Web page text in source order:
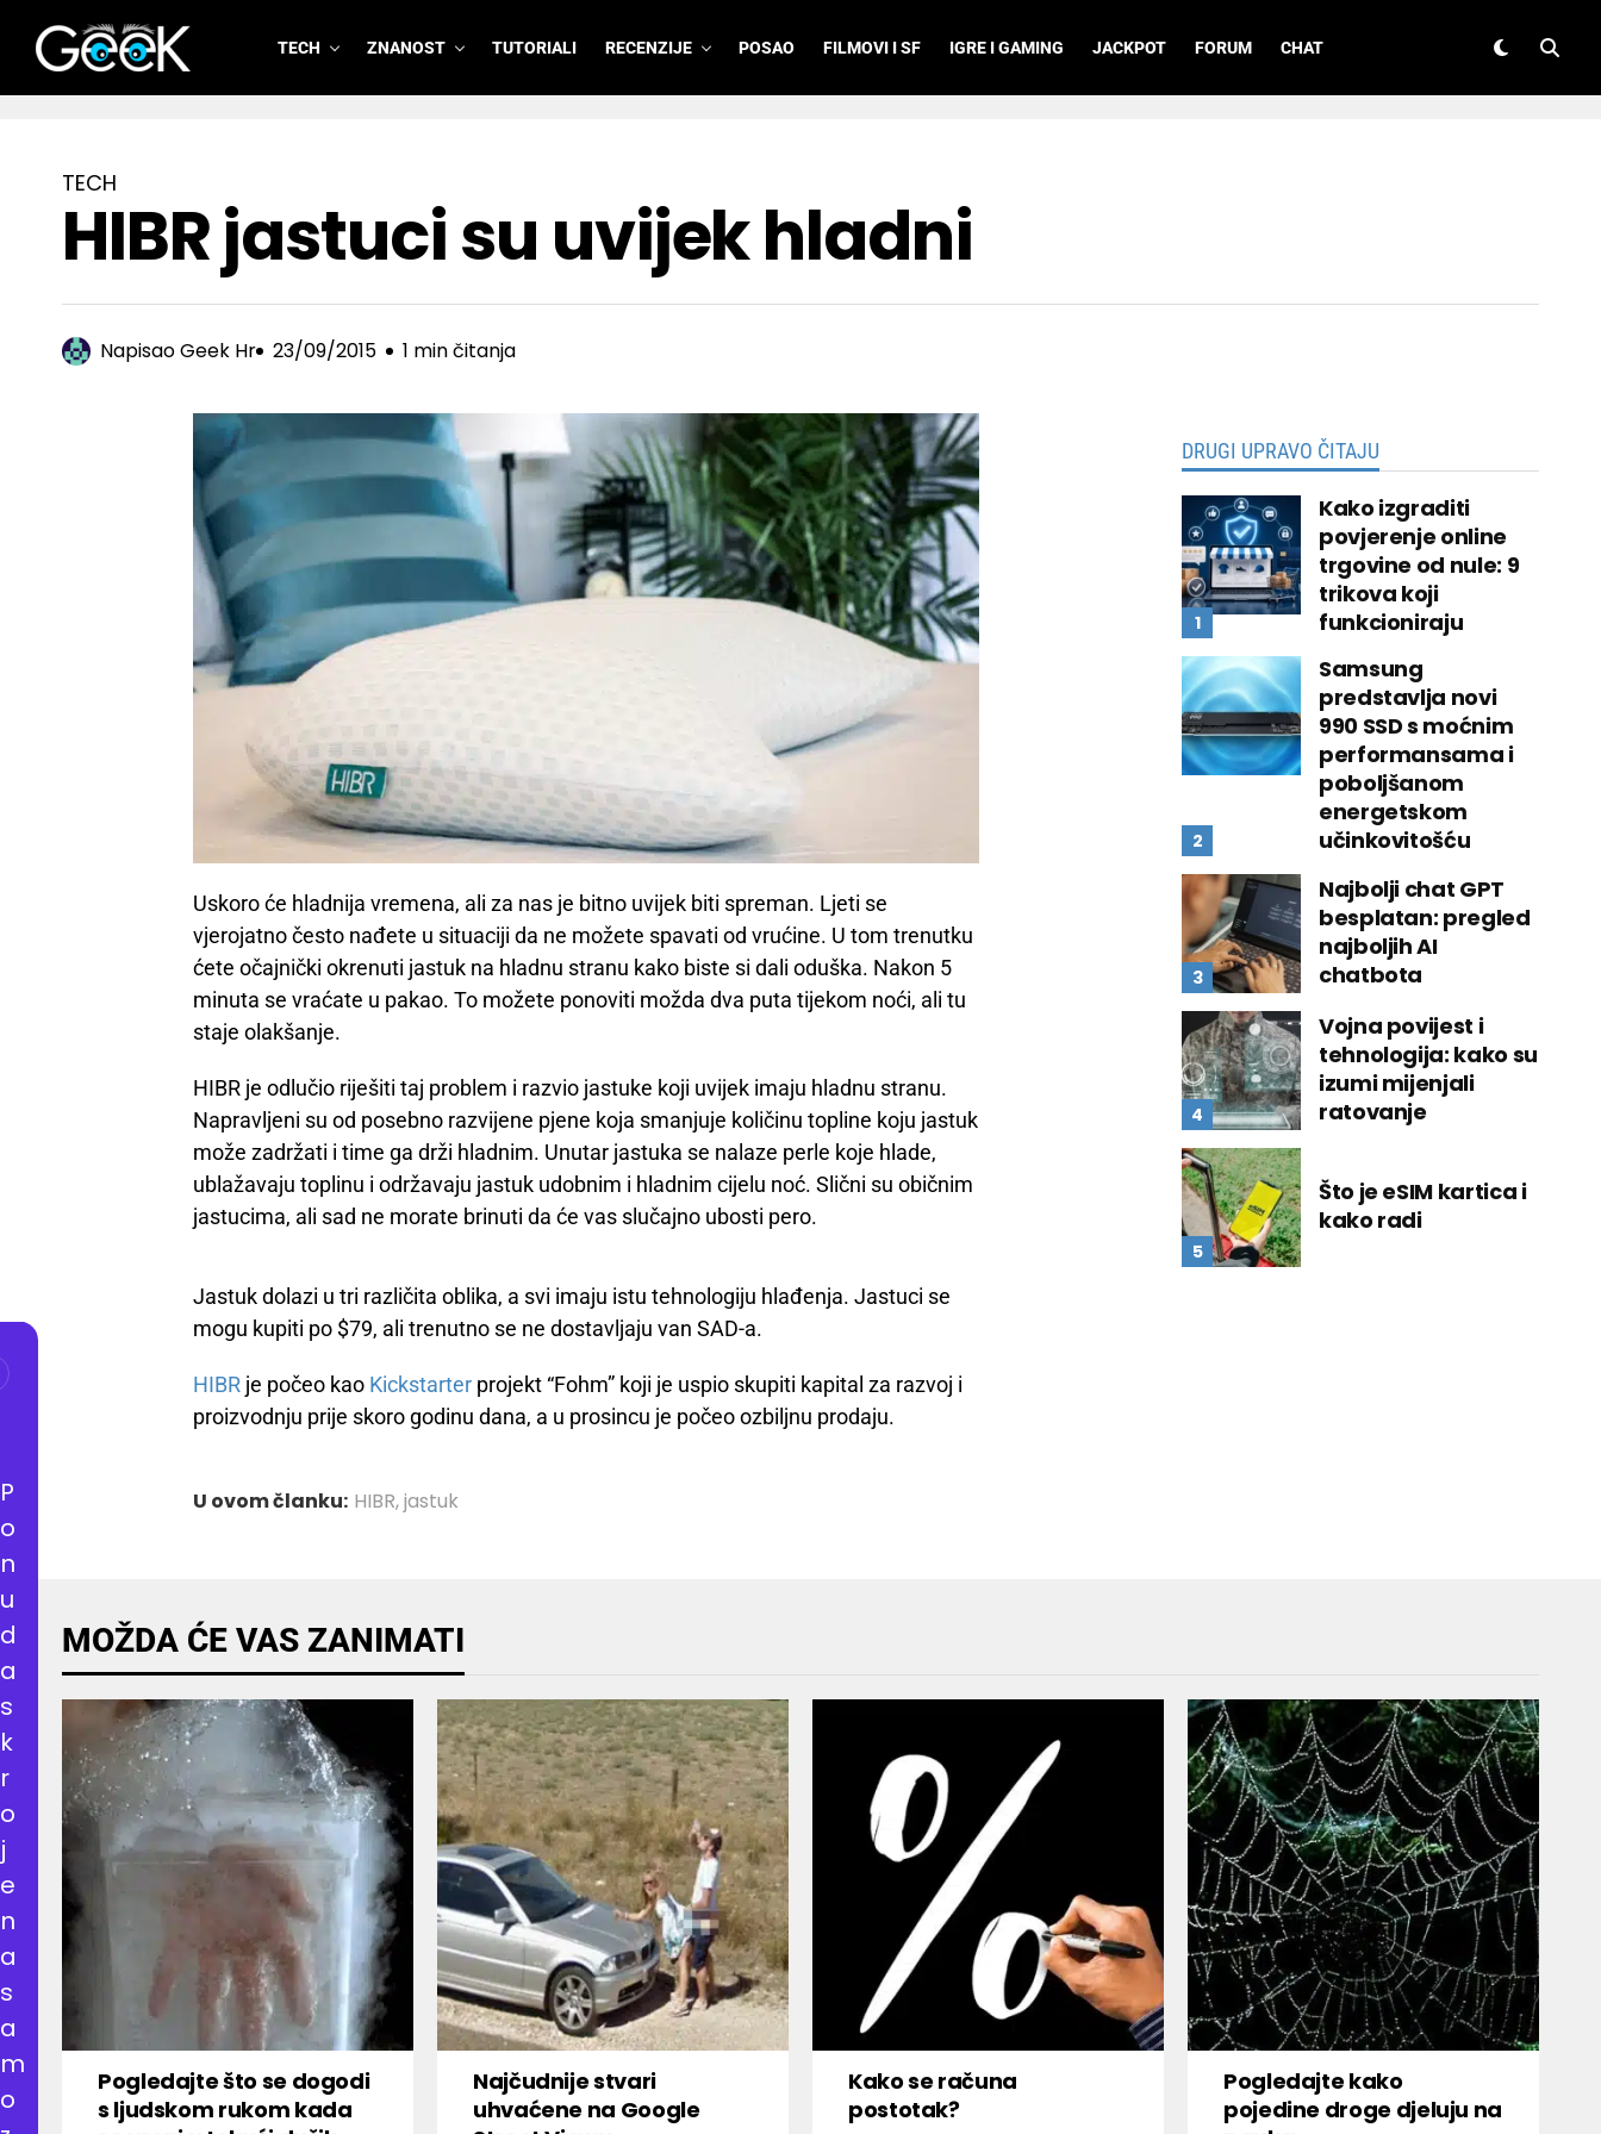
GeeK.hr
TECH ZNANOST TUTORIALI RECENZIJE POSAO FILMOVI I SF IGRE I GAMING JACKPOT FORUM CHAT
TECH
HIBR jastuci su uvijek hladni
NapisaoGeek Hr 23/09/2015 1 min čitanja
Uskoro će hladnija vremena, ali za nas je bitno uvijek biti spreman. Ljeti se
vjerojatno često nađete u situaciji da ne možete spavati od vrućine. U tom trenutku
ćete očajnički okrenuti jastuk na hladnu stranu kako biste si dali oduška. Nakon 5
minuta se vraćate u pakao. To možete ponoviti možda dva puta tijekom noći, ali tu
staje olakšanje.
HIBR je odlučio riješiti taj problem i razvio jastuke koji uvijek imaju hladnu stranu.
Napravljeni su od posebno razvijene pjene koja smanjuje količinu topline koju jastuk
može zadržati i time ga drži hladnim. Unutar jastuka se nalaze perle koje hlade,
ublažavaju toplinu i održavaju jastuk udobnim i hladnim cijelu noć. Slični su običnim
jastucima, ali sad ne morate brinuti da će vas slučajno ubosti pero.
Jastuk dolazi u tri različita oblika, a svi imaju istu tehnologiju hlađenja. Jastuci se
mogu kupiti po $79, ali trenutno se ne dostavljaju van SAD-a.
HIBR je počeo kao Kickstarter projekt “Fohm” koji je uspio skupiti kapital za razvoj i
proizvodnju prije skoro godinu dana, a u prosincu je počeo ozbiljnu prodaju.
U ovom članku: HIBR,jastuk
DRUGI UPRAVO ČITAJU
Kako izgraditi
povjerenje online
trgovine od nule: 9
trikova koji
funkcioniraju
Samsung
predstavlja novi
990 SSD s moćnim
performansama i
poboljšanom
energetskom
učinkovitošću
Najbolji chat GPT
besplatan: pregled
najboljih AI
chatbota
Vojna povijest i
tehnologija: kako su
izumi mijenjali
ratovanje
Što je eSIM kartica i
kako radi
MOŽDA ĆE VAS ZANIMATI
Pogledajte što se dogodi
s ljudskom rukom kada
Najčudnije stvari
uhvaćene na Google
Kako se računa
postotak?
Pogledajte kako
pojedine droge djeluju na
P
o
n
u
d
a
s
k
r
o
j
e
n
a
s
a
m
o